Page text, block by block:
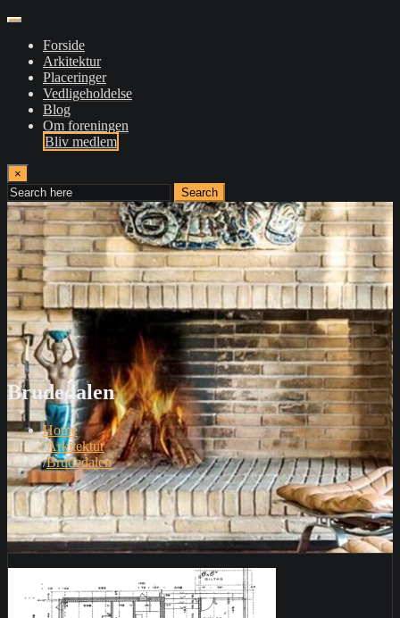
Forside
Arkitektur
Placeringer
Vedligeholdelse
Blog
Om foreningen
Bliv medlem
×
Search
Brudedalen
Home
Arkitektur
Brudedalen